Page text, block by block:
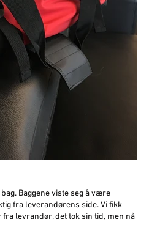
Baggene viste seg å være
fra leverandørens side. Vi fikk
levrandør, det tok sin tid, men nå